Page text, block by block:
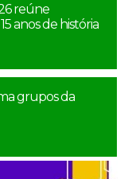
reúne
anos de história
grupos da